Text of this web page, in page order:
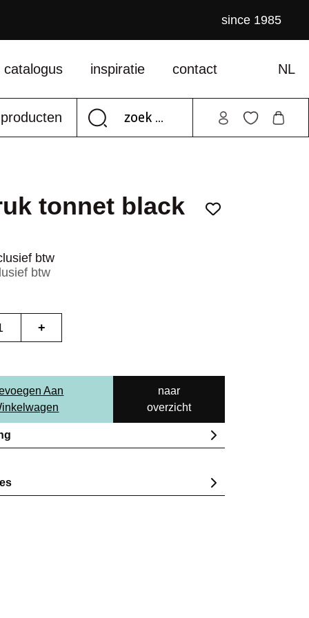
since 1985
catalogus inspiratie contact NL
tonnet black
btw
btw
+
Aan
naar
overzicht